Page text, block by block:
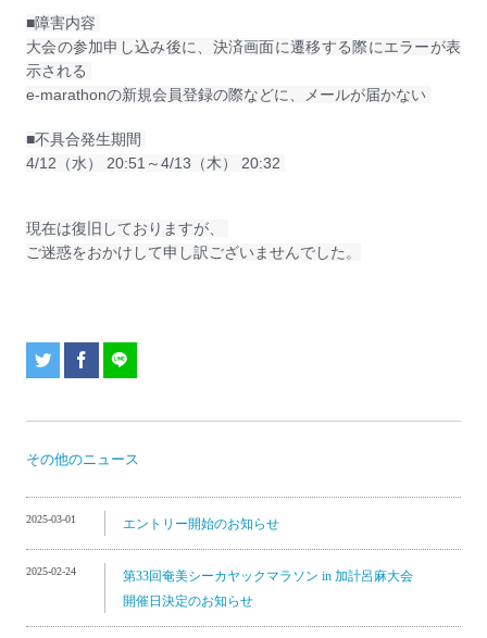
■障害内容
大会の参加申し込み後に、決済画面に遷移する際にエラーが表
示される
e-marathonの新規会員登録の際などに、メールが届かない
■不具合発生期間
4/12（水） 20:51～4/13（木） 20:32
現在は復旧しておりますが、
ご迷惑をおかけして申し訳ございませんでした。
その他のニュース
2025-03-01 エントリー開始のお知らせ
2025-02-24
第33回奄美シーカヤックマラソン in 加計呂麻大会
開催日決定のお知らせ